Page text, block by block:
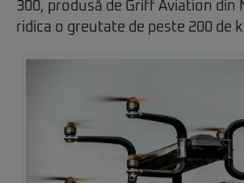
300, produsă de Griff Aviation din
ridica o greutate de peste 200 de